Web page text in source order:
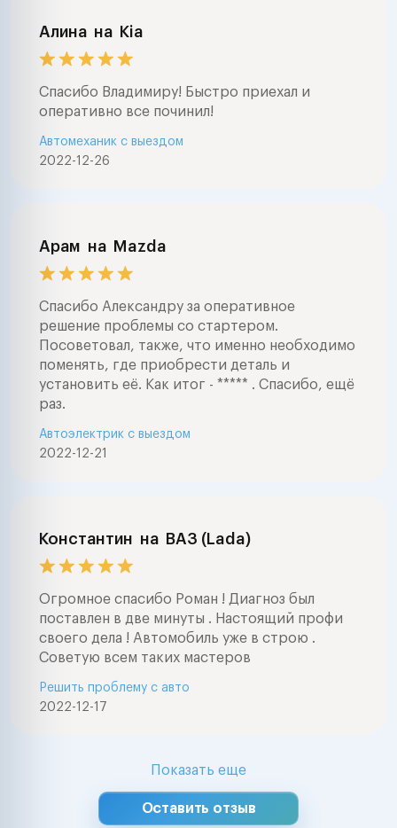
Алина на Kia
Спасибо Владимиру! Быстро приехал и
оперативно все починил!
2022-12-26
Автомеханик с выездом
Арам на Mazda
Спасибо Александру за оперативное
решение проблемы со стартером.
Посоветовал, также, что именно необходимо
поменять, где приобрести деталь и
установить её. Как итог - ***** . Спасибо, ещё
раз.
2022-12-21
Автоэлектрик с выездом
Константин на ВАЗ (Lada)
Огромное спасибо Роман ! Диагноз был
поставлен в две минуты . Настоящий профи
своего дела ! Автомобиль уже в строю .
Советую всем таких мастеров
2022-12-17
Решить проблему с авто
Показать еще
Оставить отзыв